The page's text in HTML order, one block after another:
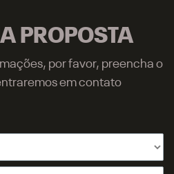
PROPOSTA
por favor, preencha o
em contato